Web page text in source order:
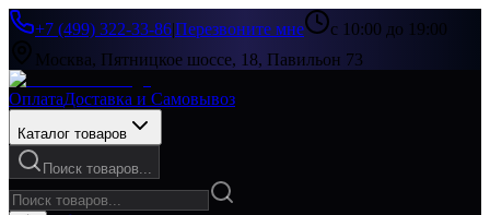
+7 (499) 322-33-86|Перезвоните мне
с 10:00 до 19:00
Москва, Пятницкое шоссе, 18, Павильон 73
ОплатаДоставка и Самовывоз
Каталог товаров
Поиск товаров...